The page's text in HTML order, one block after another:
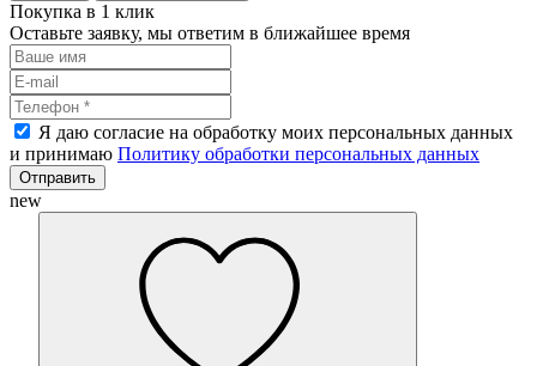
Покупка в 1 клик
Оставьте заявку, мы ответим в ближайшее время
Я даю согласие на обработку моих персональных данных
и принимаю Политику обработки персональных данных
Отправить
new